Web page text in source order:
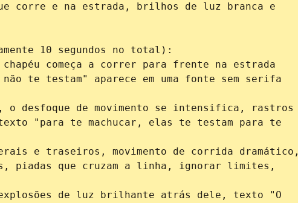
corre e na estrada, brilhos de luz branca e
10 segundos no total):
chapéu começa a correr para frente na estrada
te testam" aparece em uma fonte sem serifa
desfoque de movimento se intensifica, rastros
"para te machucar, elas te testam para te
e traseiros, movimento de corrida dramático,
piadas que cruzam a linha, ignorar limites,
de luz brilhante atrás dele, texto "O